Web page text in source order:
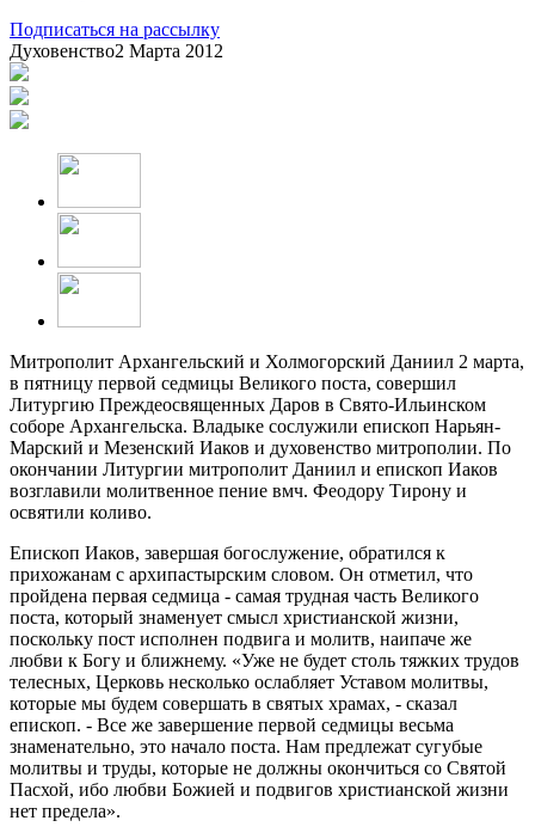
Подписаться на рассылку
Духовенство2 Марта 2012
Митрополит Архангельский и Холмогорский Даниил 2 марта,
в пятницу первой седмицы Великого поста, совершил
Литургию Преждеосвященных Даров в Свято-Ильинском
соборе Архангельска. Владыке сослужили епископ Нарьян-
Марский и Мезенский Иаков и духовенство митрополии. По
окончании Литургии митрополит Даниил и епископ Иаков
возглавили молитвенное пение вмч. Феодору Тирону и
освятили коливо.
Епископ Иаков, завершая богослужение, обратился к
прихожанам с архипастырским словом. Он отметил, что
пройдена первая седмица - самая трудная часть Великого
поста, который знаменует смысл христианской жизни,
поскольку пост исполнен подвига и молитв, наипаче же
любви к Богу и ближнему. «Уже не будет столь тяжких трудов
телесных, Церковь несколько ослабляет Уставом молитвы,
которые мы будем совершать в святых храмах, - сказал
епископ. - Все же завершение первой седмицы весьма
знаменательно, это начало поста. Нам предлежат сугубые
молитвы и труды, которые не должны окончиться со Святой
Пасхой, ибо любви Божией и подвигов христианской жизни
нет предела».